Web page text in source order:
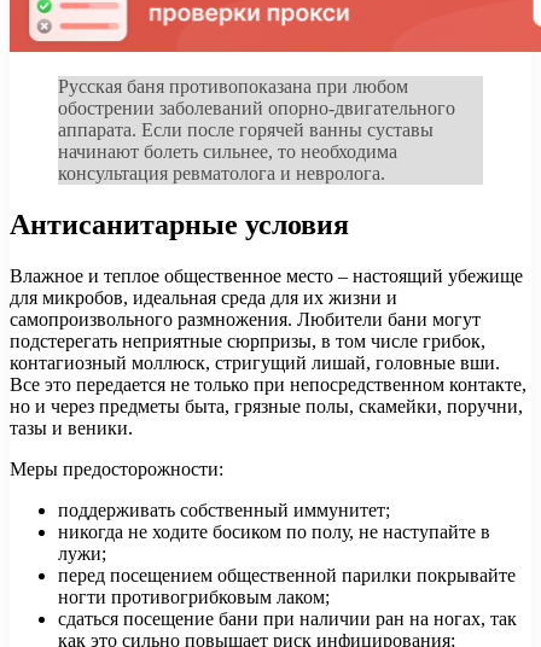
Русская баня противопоказана при любом
обострении заболеваний опорно-двигательного
аппарата. Если после горячей ванны суставы
начинают болеть сильнее, то необходима
консультация ревматолога и невролога.
Антисанитарные условия
Влажное и теплое общественное место – настоящий убежище
для микробов, идеальная среда для их жизни и
самопроизвольного размножения. Любители бани могут
подстерегать неприятные сюрпризы, в том числе грибок,
контагиозный моллюск, стригущий лишай, головные вши.
Все это передается не только при непосредственном контакте,
но и через предметы быта, грязные полы, скамейки, поручни,
тазы и веники.
Меры предосторожности:
поддерживать собственный иммунитет;
никогда не ходите босиком по полу, не наступайте в
лужи;
перед посещением общественной парилки покрывайте
ногти противогрибковым лаком;
сдаться посещение бани при наличии ран на ногах, так
как это сильно повышает риск инфицирования;